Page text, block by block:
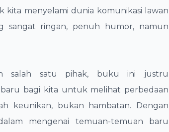
kita menyelami dunia komunikasi lawan
sangat ringan, penuh humor, namun
salah satu pihak, buku ini justru
bagi kita untuk melihat perbedaan
keunikan, bukan hambatan. Dengan
mengenai temuan-temuan baru